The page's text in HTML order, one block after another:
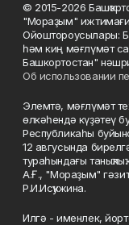
© 2015-2026
"Мораҙым"
Ойоштороусылары:
һәм киң мәғлүмәт
Башкортостан"
Об использовании
Элемтә, мәғлүмәт
өлкәһендә күҙәтеү
Республикаһы
12 авгусында
тураһындағы
А.Ғ., "Мораҙым"
Р.И.Исҡужина.
Илгә - именлек,